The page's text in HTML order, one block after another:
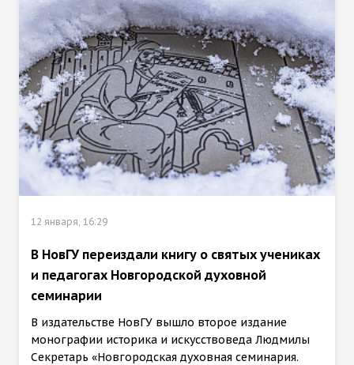
12 января, 16:29
В НовГУ переиздали книгу о святых учениках
и педагогах Новгородской духовной
семинарии
В издательстве НовГУ вышло второе издание
монографии историка и искусствоведа Людмилы
Секретарь «Новгородская духовная семинария.